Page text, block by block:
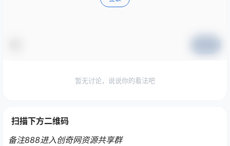
暂无讨论，说说你的看法吧
扫描下方二维码
备注888进入创奇网资源共享群